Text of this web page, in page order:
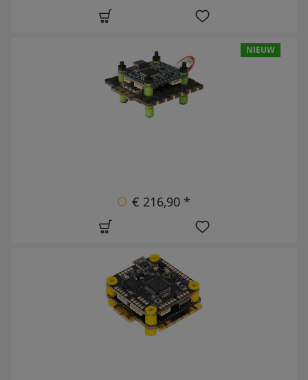
NIEUW
€ 216,90 *